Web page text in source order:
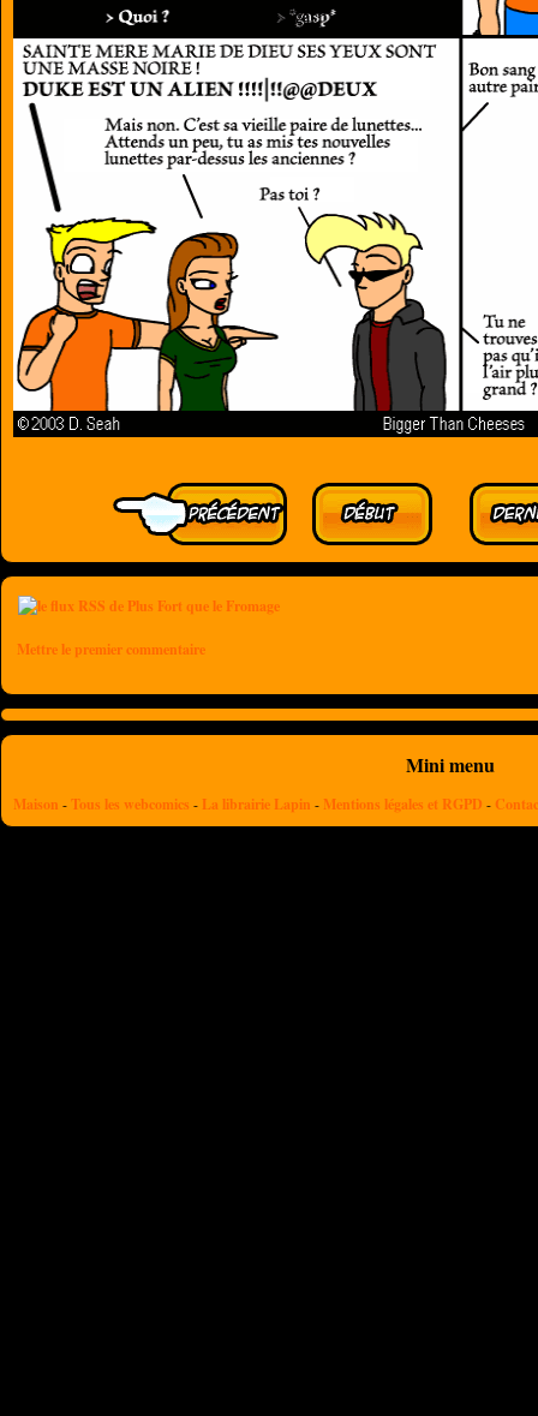
Mettre le premier commentaire
Mini menu
Maison -Tous les webcomics - La librairie Lapin - Mentions légales et RGPD -